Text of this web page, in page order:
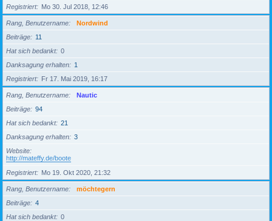
Registriert
Mo 30. Jul 2018, 12:46
Rang, Benutzername
Nordwind
Beiträge
11
Hat sich bedankt
0
Danksagung erhalten
1
Registriert
Fr 17. Mai 2019, 16:17
Rang, Benutzername
Nautic
Beiträge
94
Hat sich bedankt
21
Danksagung erhalten
3
Website
http://mateffy.de/boote
Registriert
Mo 19. Okt 2020, 21:32
Rang, Benutzername
möchtegern
Beiträge
4
Hat sich bedankt
0